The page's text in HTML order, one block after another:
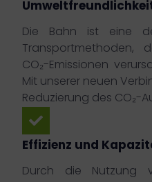
Die Bahn ist eine
Transportmethoden,
CO₂-Emissionen
Mit unserer neuen
Reduzierung des CO₂-
Effizienz und
Durch die Nutzung